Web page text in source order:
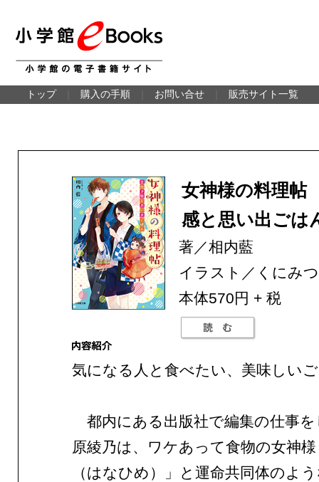
トップ 購入の手順 お問い合せ 販売サイト一覧
女神様の料理
感と思い出ごは
著／相内藍
イラスト／くにみつ
本体570円 + 税
気になる人と食べたい、美味しい
都内にある出版社で編集の仕事
原綾乃は、ワケあって食物の女神
（はなひめ）」と運命共同体のよ